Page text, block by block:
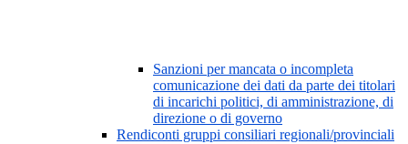
Sanzioni per mancata o incompleta
comunicazione dei dati da parte dei titolari
di incarichi politici, di amministrazione, di
direzione o di governo
Rendiconti gruppi consiliari regionali/provinciali